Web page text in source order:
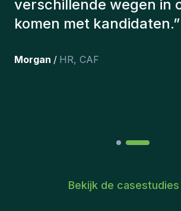
aangeworven, werken
bij ons en persoonlijk
team hebben
Bekijk de casestudies